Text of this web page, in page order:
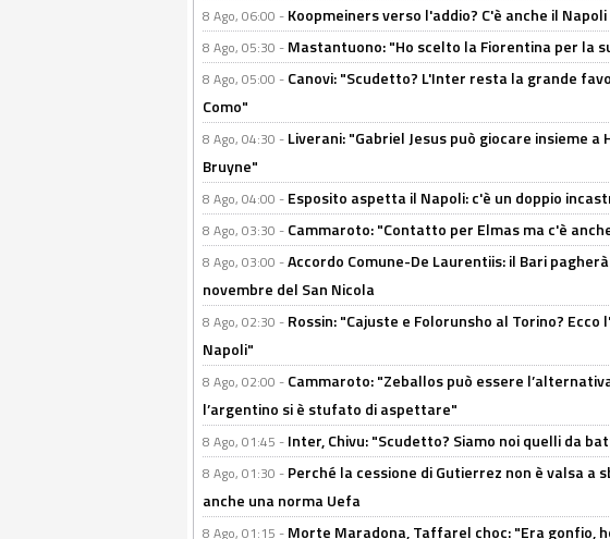
8 Ago, 06:00 - Koopmeiners verso l'addio? C'è anche il
8 Ago, 05:30 - Mastantuono: "Ho scelto la Fiorentina per la
8 Ago, 05:00 - Canovi: "Scudetto? L'Inter resta la grande
Como"
8 Ago, 04:30 - Liverani: "Gabriel Jesus può giocare insieme
Bruyne"
8 Ago, 04:00 - Esposito aspetta il Napoli: c'è un doppio
8 Ago, 03:30 - Cammaroto: "Contatto per Elmas ma c'è
8 Ago, 03:00 -Accordo Comune-De Laurentiis: il Bari
novembre del San Nicola
8 Ago, 02:30 - Rossin: "Cajuste e Folorunsho al Torino?
Napoli"
8 Ago, 02:00 - Cammaroto: "Zeballos può essere
l’argentino si è stufato di aspettare"
8 Ago, 01:45 - Inter, Chivu: "Scudetto? Siamo noi quelli da
8 Ago, 01:30 - Perché la cessione di Gutierrez non è valsa
anche una norma Uefa
8 Ago, 01:15 - Morte Maradona, Taffarel choc: "Era gonfio,